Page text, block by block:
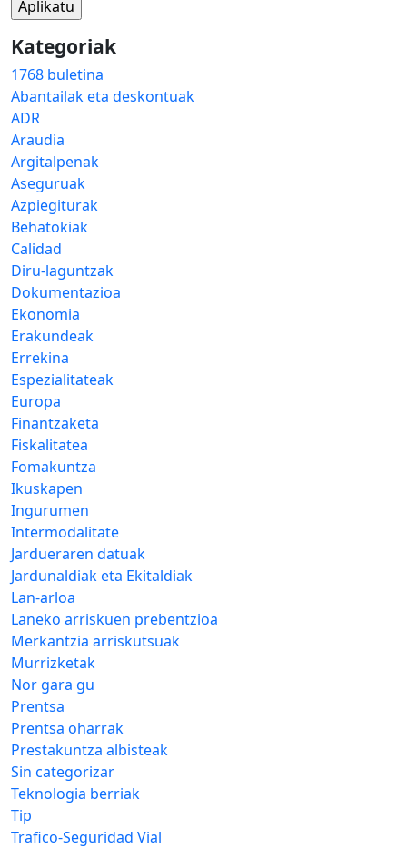
Kategoriak
1768 buletina
Abantailak eta deskontuak
ADR
Araudia
Argitalpenak
Aseguruak
Azpiegiturak
Behatokiak
Calidad
Diru-laguntzak
Dokumentazioa
Ekonomia
Erakundeak
Errekina
Espezialitateak
Europa
Finantzaketa
Fiskalitatea
Fomakuntza
Ikuskapen
Ingurumen
Intermodalitate
Jardueraren datuak
Jardunaldiak eta Ekitaldiak
Lan-arloa
Laneko arriskuen prebentzioa
Merkantzia arriskutsuak
Murrizketak
Nor gara gu
Prentsa
Prentsa oharrak
Prestakuntza albisteak
Sin categorizar
Teknologia berriak
Tip
Trafico-Seguridad Vial